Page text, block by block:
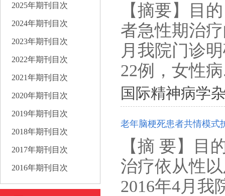
2025年期刊目次
2024年期刊目次
2023年期刊目次
2022年期刊目次
2021年期刊目次
2020年期刊目次
2019年期刊目次
2018年期刊目次
2017年期刊目次
2016年期刊目次
【摘要】目
者急性期治
月我院门诊
22例，女性
国际精神病学
老年脑梗死患者共情模式
【摘 要】目
治疗依从性
2016年4月我